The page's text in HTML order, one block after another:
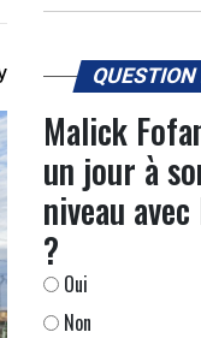
Malick
un jour à
niveau
?
Oui
Non